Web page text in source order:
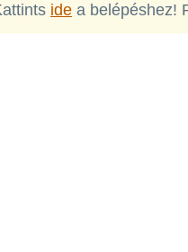
ide a belépéshez!